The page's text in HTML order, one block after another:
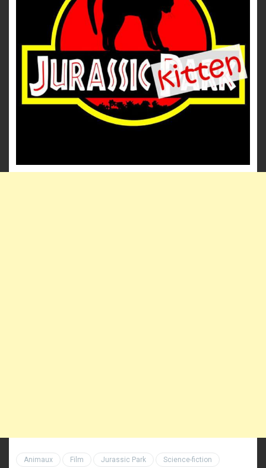
Animaux Film Jurassic Park Science-fiction